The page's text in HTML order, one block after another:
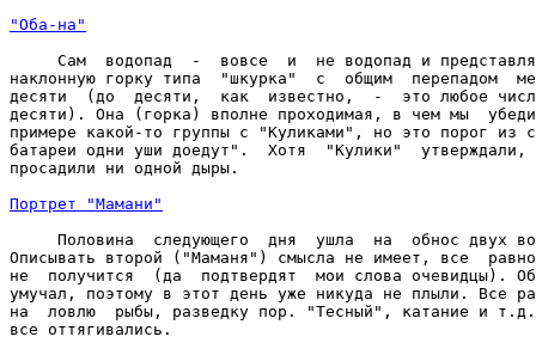
"Оба-на"
Сам  водопад  -  вовсе  и  не водопад и
наклонную горку типа  "шкурка"  с  общим  перепадом
десяти  (до  десяти,  как  известно,  -  это любое
десяти). Она (горка) вполне проходимая, в чем мы
примере какой-то группы с "Куликами", но это порог из
батареи одни уши доедут".  Хотя  "Кулики"
просадили ни одной дыры.
Портрет "Мамани"
Половина  следующего  дня  ушла  на  обнос двух
Описывать второй ("Маманя") смысла не имеет, все
не  получится  (да  подтвердят  мои слова очевидцы).
умучал, поэтому в этот день уже никуда не плыли. Все
на  ловлю  рыбы, разведку пор. "Тесный", катание и
все оттягивались.